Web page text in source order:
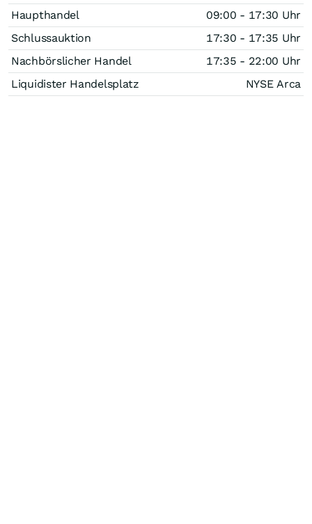
Haupthandel
09:00 - 17:30 Uhr
Schlussauktion
17:30 - 17:35 Uhr
Nachbörslicher Handel
17:35 - 22:00 Uhr
Liquidister Handelsplatz
NYSE Arca